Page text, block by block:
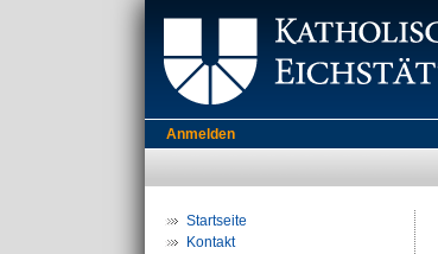
Anmelden
Startseite
Kontakt